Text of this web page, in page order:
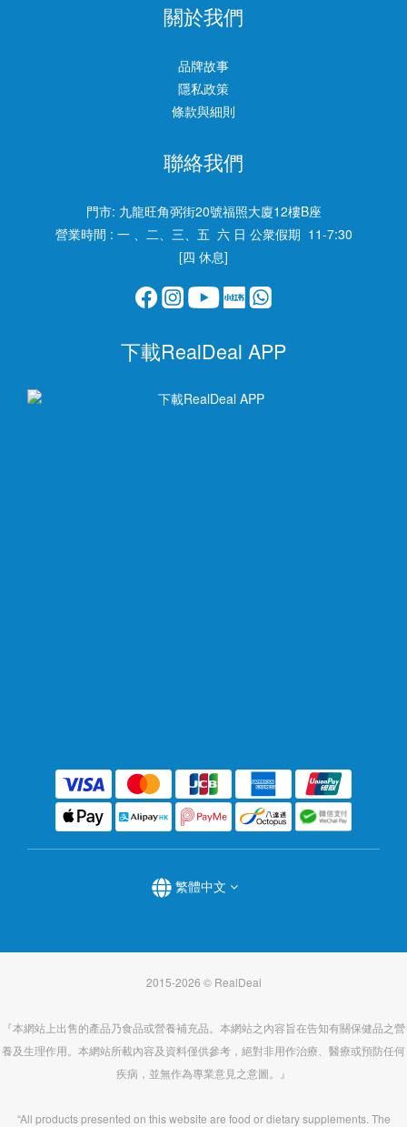
關於我們
品牌故事
隱私政策
條款與細則
聯絡我們
門市: 九龍旺角弼街20號福照大廈12樓B座
營業時間 : 一 、二、三、五 六 日 公衆假期 11-7:30
[四 休息]
下載RealDeal APP
繁體中文
2015-2026 © RealDeal
『本網站上出售的產品乃食品或營養補充品。本網站之內容旨在告知有關保健品之營
養及生理作用。本網站所載內容及資料僅供參考，絕對非用作治療、醫療或預防任何
疾病，並無作為專業意見之意圖。』
“All products presented on this website are food or dietary supplements. The